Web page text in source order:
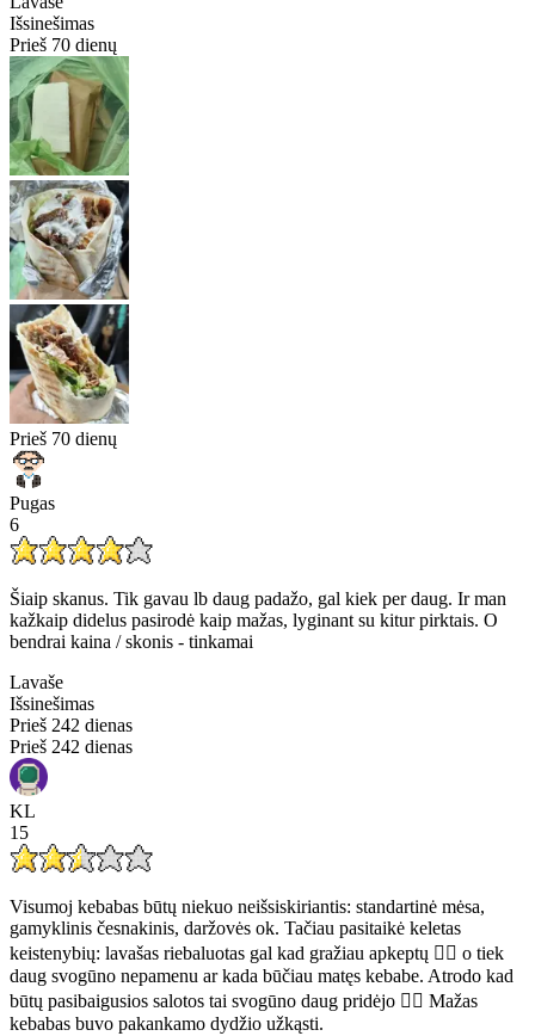
Išsinešimas
Prieš 70 dienų
Prieš 70 dienų
Pugas
6
Šiaip skanus. Tik gavau lb daug padažo, gal kiek per daug. Ir man
kažkaip didelus pasirodė kaip mažas, lyginant su kitur pirktais. O
bendrai kaina / skonis - tinkamai
Lavaše
Išsinešimas
Prieš 242 dienas
Prieš 242 dienas
KL
15
Visumoj kebabas būtų niekuo neišsiskiriantis: standartinė mėsa,
gamyklinis česnakinis, daržovės ok. Tačiau pasitaikė keletas
keistenybių: lavašas riebaluotas gal kad gražiau apkeptų 🤷‍♂️ o tiek
daug svogūno nepamenu ar kada būčiau matęs kebabe. Atrodo kad
būtų pasibaigusios salotos tai svogūno daug pridėjo 😮‍💨 Mažas
kebabas buvo pakankamo dydžio užkąsti.